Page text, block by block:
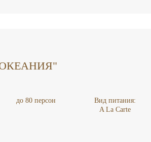
до 80 персон
Вид питания:
A La Carte